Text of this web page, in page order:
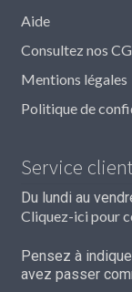
Aide
Consultez nos
Mentions légales
Politique de
Service
Du lundi au
Cliquez-ici pour
Pensez à
avez passer